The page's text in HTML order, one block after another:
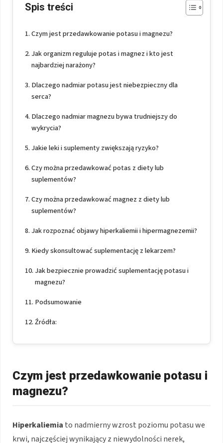
Spis treści
Czym jest przedawkowanie potasu i magnezu?
Jak organizm reguluje potas i magnez i kto jest
najbardziej narażony?
Dlaczego nadmiar potasu jest niebezpieczny dla
serca?
Dlaczego nadmiar magnezu bywa trudniejszy do
wykrycia?
Jakie leki i suplementy zwiększają ryzyko?
Czy można przedawkować potas z diety lub
suplementów?
Czy można przedawkować magnez z diety lub
suplementów?
Jak rozpoznać objawy hiperkaliemii i hipermagnezemii?
Kiedy skonsultować suplementację z lekarzem?
Jak bezpiecznie prowadzić suplementację potasu i
magnezu?
Podsumowanie
Źródła:
Czym jest przedawkowanie potasu i
magnezu?
Hiperkaliemia to nadmierny wzrost poziomu potasu we
krwi, najczęściej wynikający z niewydolności nerek,